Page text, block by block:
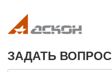
ЗАДАТЬ ВОПРОС